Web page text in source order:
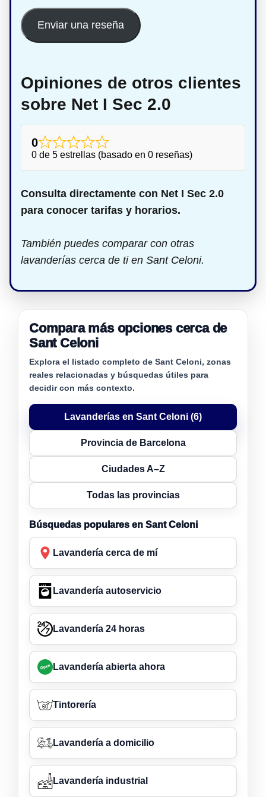
Enviar una reseña
Opiniones de otros clientes
sobre Net I Sec 2.0
0
0 de 5 estrellas (basado en 0 reseñas)
Consulta directamente con Net I Sec 2.0
para conocer tarifas y horarios.
También puedes comparar con otras
lavanderías cerca de ti en Sant Celoni.
Compara más opciones cerca de
Sant Celoni
Explora el listado completo de Sant Celoni, zonas
reales relacionadas y búsquedas útiles para
decidir con más contexto.
Lavanderías en Sant Celoni (6)
Provincia de Barcelona
Ciudades A–Z
Todas las provincias
Búsquedas populares en Sant Celoni
Lavandería cerca de mí
Lavandería autoservicio
Lavandería 24 horas
Lavandería abierta ahora
Tintorería
Lavandería a domicilio
Lavandería industrial